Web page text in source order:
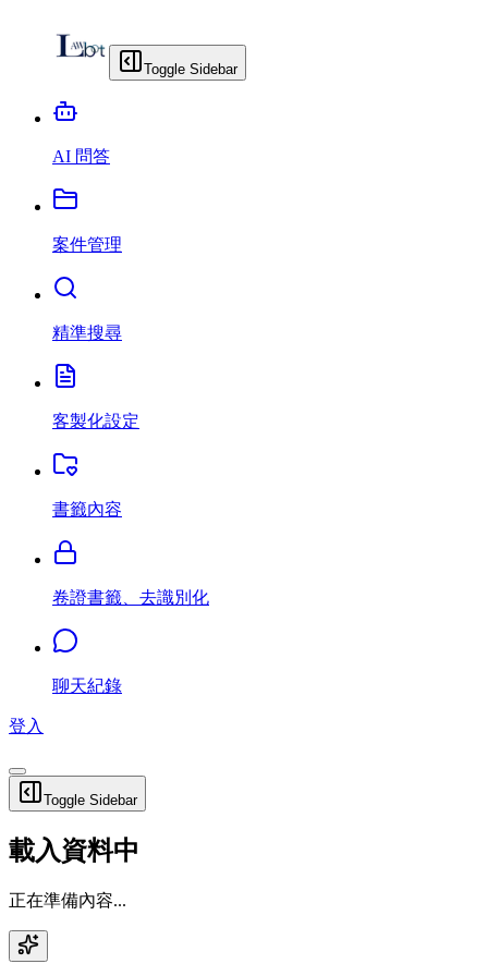
Toggle Sidebar
AI 問答
案件管理
精準搜尋
客製化設定
書籤內容
卷證書籤、去識別化
聊天紀錄
登入
Toggle Sidebar
載入資料中
正在準備內容...